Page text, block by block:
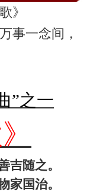
》
事一念间，
”之一
吉随之。
家国治。